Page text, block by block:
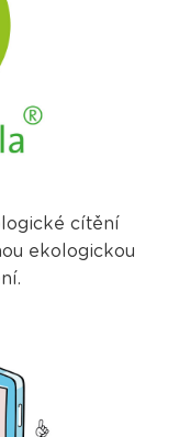
cítění
ekologickou